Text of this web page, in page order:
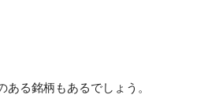
る銘柄もあるでしょう。